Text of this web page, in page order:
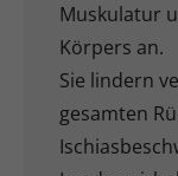
Muskulatur
Körpers an.
Sie lindern
gesamten